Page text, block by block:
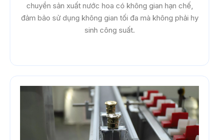
chuyền sản xuất nước hoa có không gian hạn chế,
đảm bảo sử dụng không gian tối đa mà không phải hy
sinh công suất.